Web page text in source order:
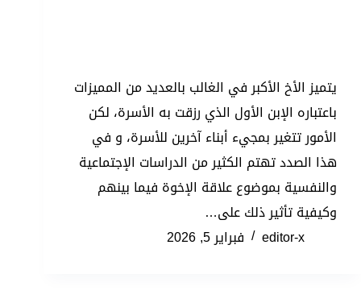
يتميز الأخ الأكبر في الغالب بالعديد من المميزات
باعتباره الإبن الأول الذي رزقت به الأسرة، لكن
الأمور تتغير بمجيء أبناء آخرين للأسرة، و في
هذا الصدد تهتم الكثير من الدراسات الإجتماعية
والنفسية بموضوع علاقة الإخوة فيما بينهم
وكيفية تأثير ذلك على…
editor-x
فبراير 5, 2026